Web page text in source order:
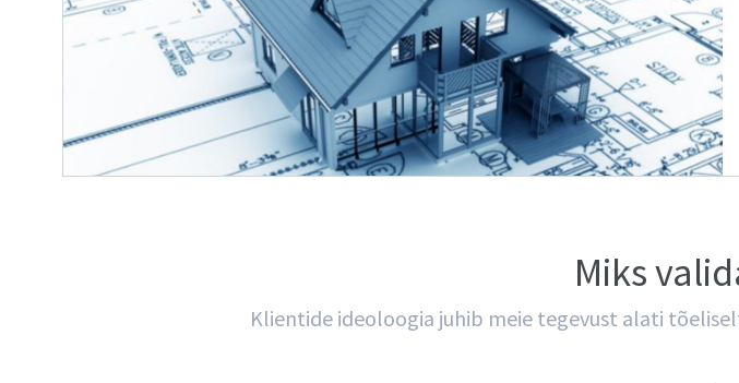
Miks
Klientide ideoloogia juhib meie tegevust alati